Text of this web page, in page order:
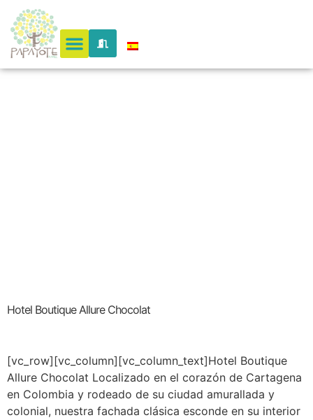
Circuits
Hotel Boutique Allure Chocolat
[vc_row][vc_column][vc_column_text]Hotel Boutique
Allure Chocolat Localizado en el corazón de Cartagena
en Colombia y rodeado de su ciudad amurallada y
colonial, nuestra fachada clásica esconde en su interior